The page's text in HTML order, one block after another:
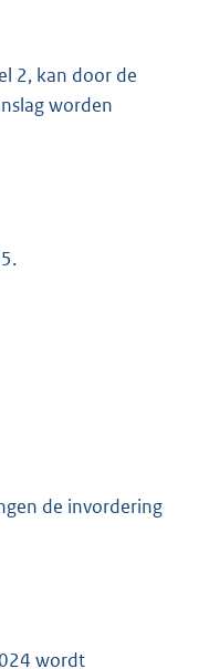
2, kan door de
worden
de invordering
wordt